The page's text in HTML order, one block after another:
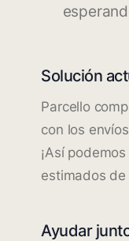
Solución
Parcello
con los
¡Así
estimados
Ayudar